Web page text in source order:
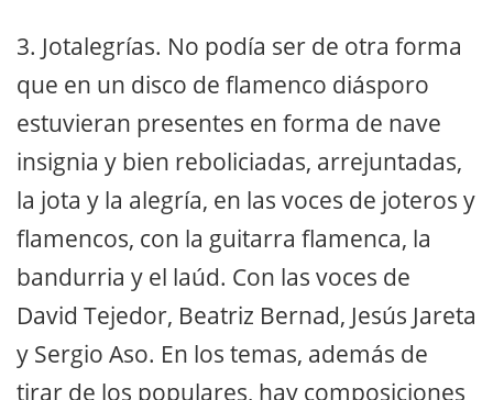
3. Jotalegrías. No podía ser de otra forma
que en un disco de flamenco diásporo
estuvieran presentes en forma de nave
insignia y bien reboliciadas, arrejuntadas,
la jota y la alegría, en las voces de joteros y
flamencos, con la guitarra flamenca, la
bandurria y el laúd. Con las voces de
David Tejedor, Beatriz Bernad, Jesús Jareta
y Sergio Aso. En los temas, además de
tirar de los populares, hay composiciones